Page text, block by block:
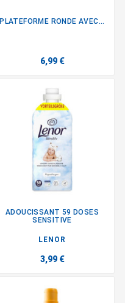
PLATEFORME RONDE AVEC...
6,99 €
ADOUCISSANT 59 DOSES
SENSITIVE
LENOR
3,99 €